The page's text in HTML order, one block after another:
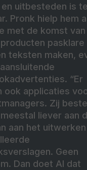
en uitbesteden is te
Pronk hielp hem
met de komst van
pasklare
teksten maken,
“Er
ook applicaties
Zij
liever aan
aan het
Geen
Dan doet AI dat